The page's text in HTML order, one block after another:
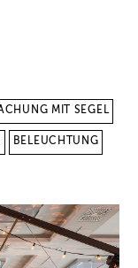
MIT SEGEL
BELEUCHTUNG